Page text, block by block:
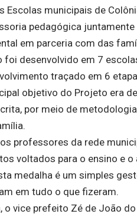
municipais de
pedagógica
em parceria com das
desenvolvido em 7
traçado em 6
objetivo do Projeto era
por meio de
professores da rede
voltados para o ensino e
medalha é um simples
em tudo o que fizeram.
o vice prefeito Zé de João